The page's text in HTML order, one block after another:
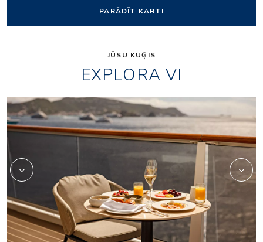
PARĀDĪT KARTI
JŪSU KUĢIS
EXPLORA VI
Anthology-food